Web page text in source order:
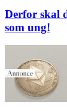
Derfor skal
som ung!